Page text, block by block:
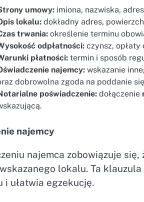
umowy: imiona, nazwiska,
lokalu: dokładny adres,
trwania: określenie terminu
odpłatności: czynsz,
płatności: termin i sposób
najemcy: wskazanie
dobrowolna zgoda na poddanie
poświadczenie: dołączenie
najemcy
najemca zobowiązuje
lokalu. Ta klauzula
i ułatwia egzekucję.